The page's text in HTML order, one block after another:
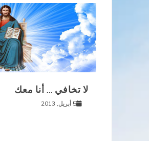
لا تخافي … أنا معك
5 أبريل, 2013